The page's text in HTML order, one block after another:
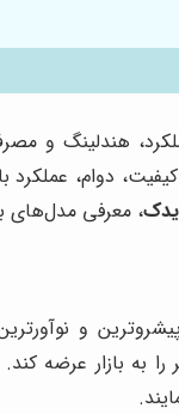
هندلینگ و
کیفیت، دوام،
، معرفی مدل‌های
صنعت خودروسازی، به عنوان
به بازار عرضه